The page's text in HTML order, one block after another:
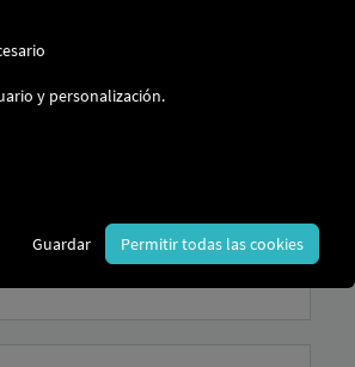
conductor antes de iniciar el viaje para
vial y la operatividad del mismo.
y personalización.
Guardar Permitir todas las cookies